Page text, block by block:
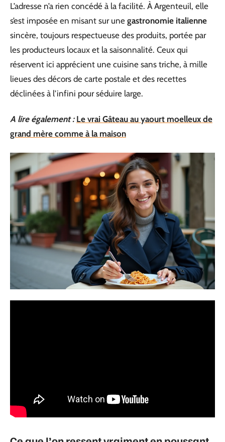
L’adresse n’a rien concédé à la facilité. À Argenteuil, elle
s’est imposée en misant sur une gastronomie italienne
sincère, toujours respectueuse des produits, portée par
les producteurs locaux et la saisonnalité. Ceux qui
réservent ici apprécient une cuisine sans triche, à mille
lieues des décors de carte postale et des recettes
déclinées à l’infini pour séduire large.
A lire également : Le vrai Gâteau au yaourt moelleux de
grand mère comme à la maison